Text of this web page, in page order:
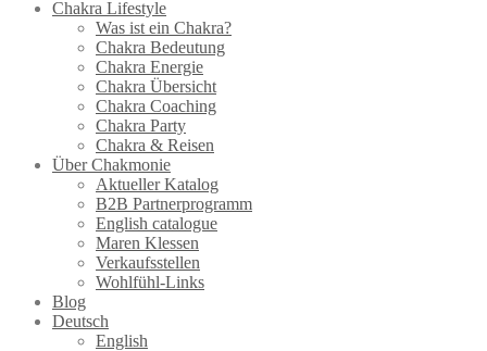
Chakra Lifestyle
Was ist ein Chakra?
Chakra Bedeutung
Chakra Energie
Chakra Übersicht
Chakra Coaching
Chakra Party
Chakra & Reisen
Über Chakmonie
Aktueller Katalog
B2B Partnerprogramm
English catalogue
Maren Klessen
Verkaufsstellen
Wohlfühl-Links
Blog
Deutsch
English